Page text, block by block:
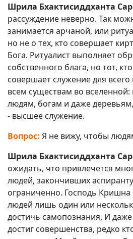
Шрила Бхактисиддханта
рассуждение неверно. Так
занимается арчаной, или
но не о тех, кто совершает
Бога. Ритуалист выполняет
собственного блага, но тот,
совершает служение для
всем существам во
людям, богам и даже
- высшее служение.
Вопрос: Я не вижу, чтобы
Шрила Бхактисиддханта
ожидать, что привлечется
людей, закончивших
ограниченно. Господь Кришна
людей лишь один или
достичь самопознания, И даже
достиг совершенства, редко